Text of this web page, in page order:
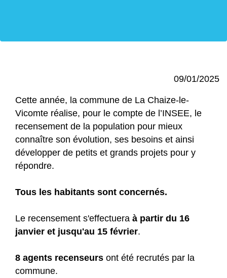
09/01/2025
Cette année, la commune de La Chaize-le-
Vicomte réalise, pour le compte de l’INSEE, le
recensement de la population pour mieux
connaître son évolution, ses besoins et ainsi
développer de petits et grands projets pour y
répondre.
Tous les habitants sont concernés.
Le recensement s'effectuera à partir du 16
janvier et jusqu'au 15 février.
8 agents recenseurs ont été recrutés par la
commune.